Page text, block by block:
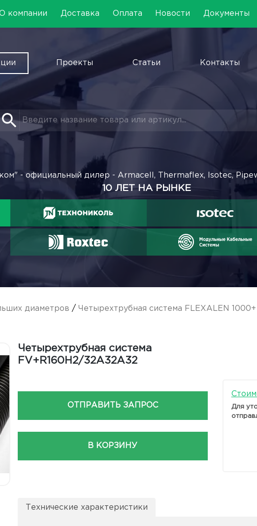
компании Доставка Оплата Новости Документы
Проекты Статьи Контакты
- официальный дилер - Armacell, Thermaflex, Isotec,
10 ЛЕТ НА РЫНКЕ
диаметров / Четырехтрубная система FLEXALEN 1000+
Четырехтрубная система
FV+R160H2/32A32A32
ОТПРАВИТЬ ЗАПРОС
В КОРЗИНУ
Для
Технические характеристики